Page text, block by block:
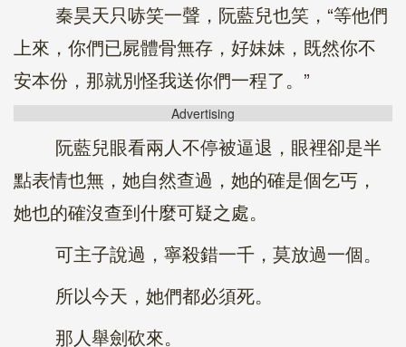
秦昊天只哧笑一聲，阮藍兒也笑，“等他們
上來，你們已屍體骨無存，好妹妹，既然你不
安本份，那就別怪我送你們一程了。”
Advertising
阮藍兒眼看兩人不停被逼退，眼裡卻是半
點表情也無，她自然查過，她的確是個乞丐，
她也的確沒查到什麼可疑之處。
可主子說過，寧殺錯一千，莫放過一個。
所以今天，她們都必須死。
那人舉劍砍來。